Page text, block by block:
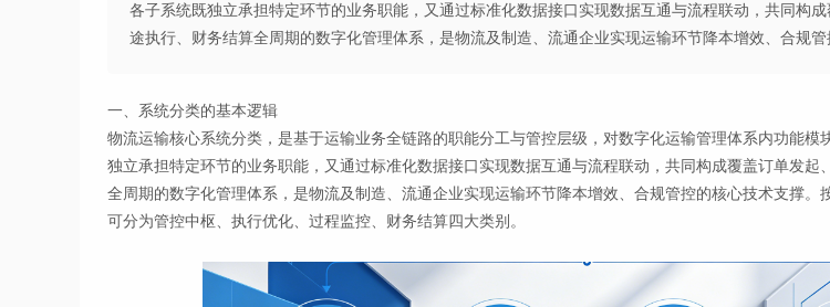
各子系统既独立承担特定环节的业务职能，又通过标准化数据接口实现数据互通与流程联动，共同构
途执行、财务结算全周期的数字化管理体系，是物流及制造、流通企业实现运输环节降本增效、合规管
一、系统分类的基本逻辑
物流运输核心系统分类，是基于运输业务全链路的职能分工与管控层级，对数字化运输管理体系内功能模
独立承担特定环节的业务职能，又通过标准化数据接口实现数据互通与流程联动，共同构成覆盖订单发起
全周期的数字化管理体系，是物流及制造、流通企业实现运输环节降本增效、合规管控的核心技术支撑。
可分为管控中枢、执行优化、过程监控、财务结算四大类别。